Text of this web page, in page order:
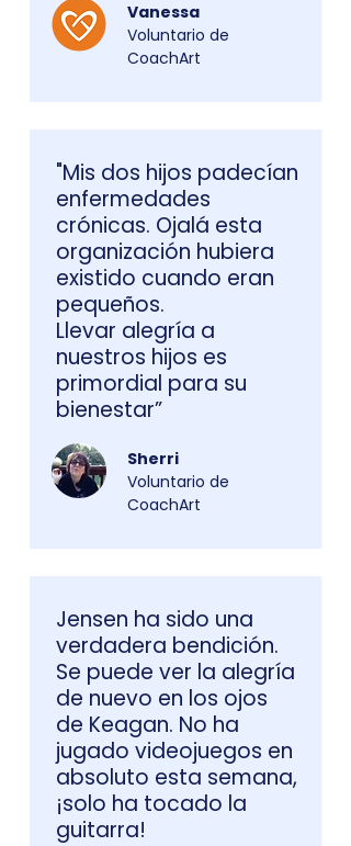
Vanessa
Voluntario de
CoachArt
"Mis dos hijos padecían
enfermedades
crónicas. Ojalá esta
organización hubiera
existido cuando eran
pequeños.
Llevar alegría a
nuestros hijos es
primordial para su
bienestar”
Sherri
Voluntario de
CoachArt
Jensen ha sido una
verdadera bendición.
Se puede ver la alegría
de nuevo en los ojos
de Keagan. No ha
jugado videojuegos en
absoluto esta semana,
¡solo ha tocado la
guitarra!